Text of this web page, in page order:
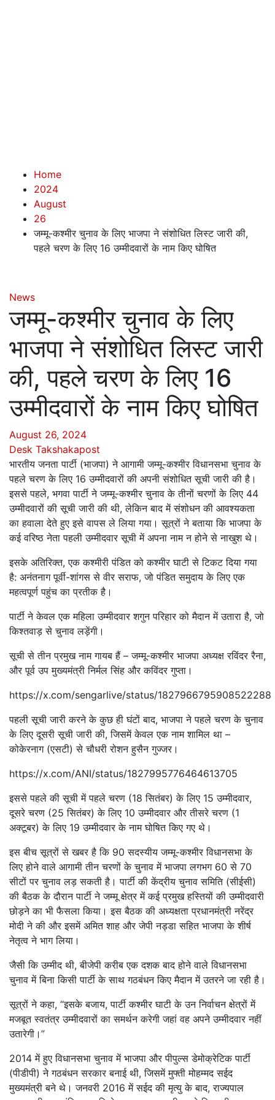
Home
2024
August
26
जम्मू-कश्मीर चुनाव के लिए भाजपा ने संशोधित लिस्ट जारी की,
पहले चरण के लिए 16 उम्मीदवारों के नाम किए घोषित
News
जम्मू-कश्मीर चुनाव के लिए
भाजपा ने संशोधित लिस्ट जारी
की, पहले चरण के लिए 16
उम्मीदवारों के नाम किए घोषित
August 26, 2024
Desk Takshakapost
भारतीय जनता पार्टी (भाजपा) ने आगामी जम्मू-कश्मीर विधानसभा चुनाव के
पहले चरण के लिए 16 उम्मीदवारों की अपनी संशोधित सूची जारी की है।
इससे पहले, भगवा पार्टी ने जम्मू-कश्मीर चुनाव के तीनों चरणों के लिए 44
उम्मीदवारों की सूची जारी की थी, लेकिन बाद में संशोधन की आवश्यकता
का हवाला देते हुए इसे वापस ले लिया गया। सूत्रों ने बताया कि भाजपा के
कई वरिष्ठ नेता पहली उम्मीदवार सूची में अपना नाम न होने से नाखुश थे।
इसके अतिरिक्त, एक कश्मीरी पंडित को कश्मीर घाटी से टिकट दिया गया
है: अनंतनाग पूर्वी-शांगस से वीर सराफ, जो पंडित समुदाय के लिए एक
महत्वपूर्ण पहुंच का प्रतीक है।
पार्टी ने केवल एक महिला उम्मीदवार शगुन परिहार को मैदान में उतारा है, जो
किश्तवाड़ से चुनाव लड़ेंगी।
सूची से तीन प्रमुख नाम गायब हैं – जम्मू-कश्मीर भाजपा अध्यक्ष रविंदर रैना,
और पूर्व उप मुख्यमंत्री निर्मल सिंह और कविंदर गुप्ता।
https://x.com/sengarlive/status/1827966795908522288
पहली सूची जारी करने के कुछ ही घंटों बाद, भाजपा ने पहले चरण के चुनाव
के लिए दूसरी सूची जारी की, जिसमें केवल एक नाम शामिल था –
कोकेरनाग (एसटी) से चौधरी रोशन हुसैन गुज्जर।
https://x.com/ANI/status/1827995776464613705
इससे पहले की सूची में पहले चरण (18 सितंबर) के लिए 15 उम्मीदवार,
दूसरे चरण (25 सितंबर) के लिए 10 उम्मीदवार और तीसरे चरण (1
अक्टूबर) के लिए 19 उम्मीदवार के नाम घोषित किए गए थे।
इस बीच सूत्रों से खबर है कि 90 सदस्यीय जम्मू-कश्मीर विधानसभा के
लिए होने वाले आगामी तीन चरणों के चुनाव में भाजपा लगभग 60 से 70
सीटों पर चुनाव लड़ सकती है। पार्टी की केंद्रीय चुनाव समिति (सीईसी)
की बैठक के दौरान पार्टी ने जम्मू क्षेत्र में कई प्रमुख हस्तियों की उम्मीदवारी
छोड़ने का भी फैसला किया। इस बैठक की अध्यक्षता प्रधानमंत्री नरेंद्र
मोदी ने की और इसमें अमित शाह और जेपी नड्डा सहित भाजपा के शीर्ष
नेतृत्व ने भाग लिया।
जैसी कि उम्मीद थी, बीजेपी करीब एक दशक बाद होने वाले विधानसभा
चुनाव में बिना किसी पार्टी के साथ गठबंधन किए मैदान में उतरने जा रही है।
सूत्रों ने कहा, “इसके बजाय, पार्टी कश्मीर घाटी के उन निर्वाचन क्षेत्रों में
मजबूत स्वतंत्र उम्मीदवारों का समर्थन करेगी जहां वह अपने उम्मीदवार नहीं
उतारेगी।”
2014 में हुए विधानसभा चुनाव में भाजपा और पीपुल्स डेमोक्रेटिक पार्टी
(पीडीपी) ने गठबंधन सरकार बनाई थी, जिसमें मुफ्ती मोहम्मद सईद
मुख्यमंत्री बने थे। जनवरी 2016 में सईद की मृत्यु के बाद, राज्यपाल